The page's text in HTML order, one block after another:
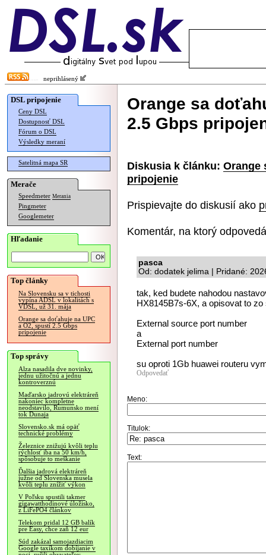
neprihlásený
DSL pripojenie
Ceny DSL
Dostupnosť DSL
Fórum o DSL
Výsledky meraní
Satelitná mapa SR
Merače
Speedmeter Merania
Pingmeter
Googlemeter
Hľadanie
Top články
Na Slovensku sa v tichosti
vypína ADSL v lokalitách s
VDSL, už 31. mája
Orange sa doťahuje na UPC
a O2, spustí 2.5 Gbps
pripojenie
Top správy
Alza nasadila dve novinky,
jednu užitočnú a jednu
kontroverznú
Maďarsko jadrovú elektráreň
nakoniec kompletne
neodstavilo, Rumunsko mení
tok Dunaja
Slovensko.sk má opäť
technické problémy
Železnice znižujú kvôli teplu
rýchlosť iba na 50 km/h,
spôsobuje to meškanie
Ďalšia jadrová elektráreň
južne od Slovenska musela
kvôli teplu znížiť výkon
V Poľsku spustili takmer
gigawatthodinové úložisko,
z LiFePO4 článkov
Telekom pridal 12 GB balík
pre Easy, chce zaň 12 eur
Súd zakázal samojazdiacim
Google taxíkom dobíjanie v
Orange sa
2.5 Gbps
Diskusia k článku: Orange
pripojenie
Prispievajte do diskusií ako
Komentár, na ktorý
pasca
Od: dodatek jelima | Pridané:
tak, ked budete nahodou
HX8145B7s-6X, a opisovat to
External source port number
a
External port number
su oproti 1Gb huawei routeru
Odpovedať
Meno:
Titulok:
Text: